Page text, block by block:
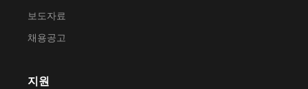
보도자료
채용공고
지원